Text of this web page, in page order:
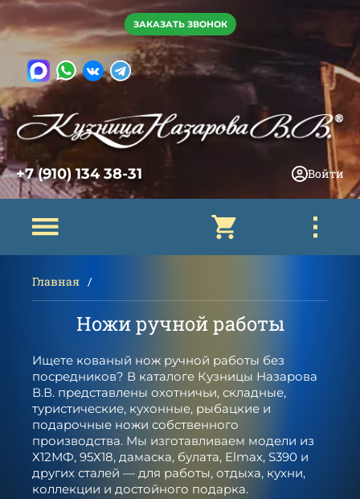
ЗАКАЗАТЬ ЗВОНОК
+7 (910) 134 38-31 Войти
Главная
Ножи ручной работы
Ищете кованый нож ручной работы без
посредников? В каталоге Кузницы Назарова
В.В. представлены охотничьи, складные,
туристические, кухонные, рыбацкие и
подарочные ножи собственного
производства. Мы изготавливаем модели из
Х12МФ, 95Х18, дамаска, булата, Elmax, S390 и
других сталей — для работы, отдыха, кухни,
коллекции и достойного подарка.